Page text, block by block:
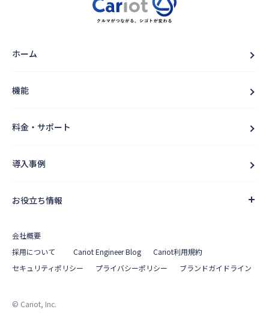
ホーム
機能
料金・サポート
導入事例
お役立ち情報
会社概要
採用について
Cariot Engineer Blog
Cariot利用規約
セキュリティポリシー
プライバシーポリシー ブランドガイドライン
© Cariot, Inc.